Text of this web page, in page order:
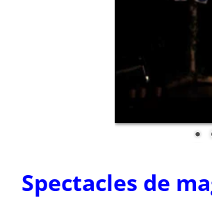
Spectacles de